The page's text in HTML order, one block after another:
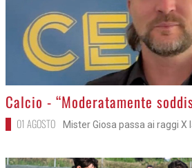
>
Calcio - “Moderatamente
01 AGOSTO Mister Giosa passa ai raggi X